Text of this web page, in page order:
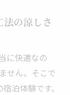
の涼しさ
に快適なの
せん。そこで
泊体験です。